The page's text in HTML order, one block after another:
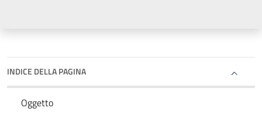
INDICE DELLA PAGINA
Oggetto